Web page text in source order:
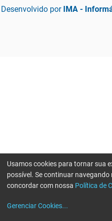
Desenvolvido por IMA -
Usamos cookies para tornar sua
possível. Se continuar navegando
concordar com nossa Política de
Gerenciar Cookies...
Erro ao enviar informações, por